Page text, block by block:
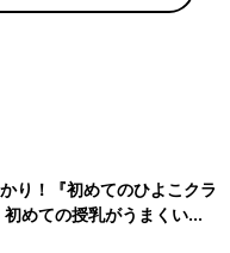
り！『初めてのひよこクラ
めての授乳がうまくい
本と夏のトラブル 解決テ